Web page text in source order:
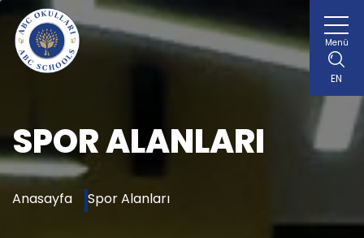
Menü
EN
SPOR ALANLARI
Anasayfa Spor Alanları